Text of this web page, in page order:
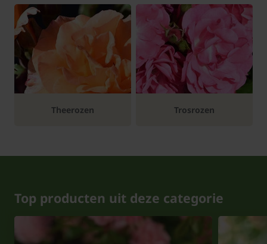
Theerozen Trosrozen
Top producten uit deze categorie